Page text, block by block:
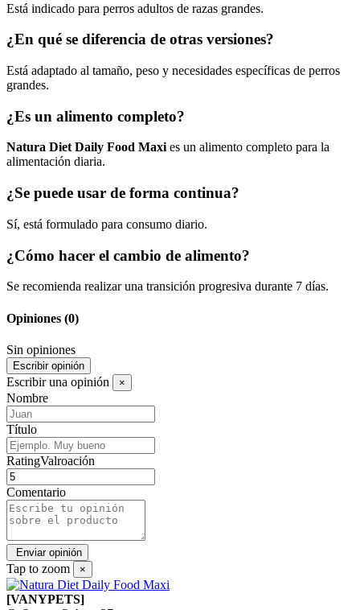
Está indicado para perros adultos de razas grandes.
¿En qué se diferencia de otras versiones?
Está adaptado al tamaño, peso y necesidades específicas de perros
grandes.
¿Es un alimento completo?
Natura Diet Daily Food Maxi es un alimento completo para la
alimentación diaria.
¿Se puede usar de forma continua?
Sí, está formulado para consumo diario.
¿Cómo hacer el cambio de alimento?
Se recomienda realizar una transición progresiva durante 7 días.
Opiniones (0)
Sin opiniones
Escribir opinión
Escribir una opinión ×
Nombre
Título
RatingValroación
Comentario
Tap to zoom ×
[VANYPETS]